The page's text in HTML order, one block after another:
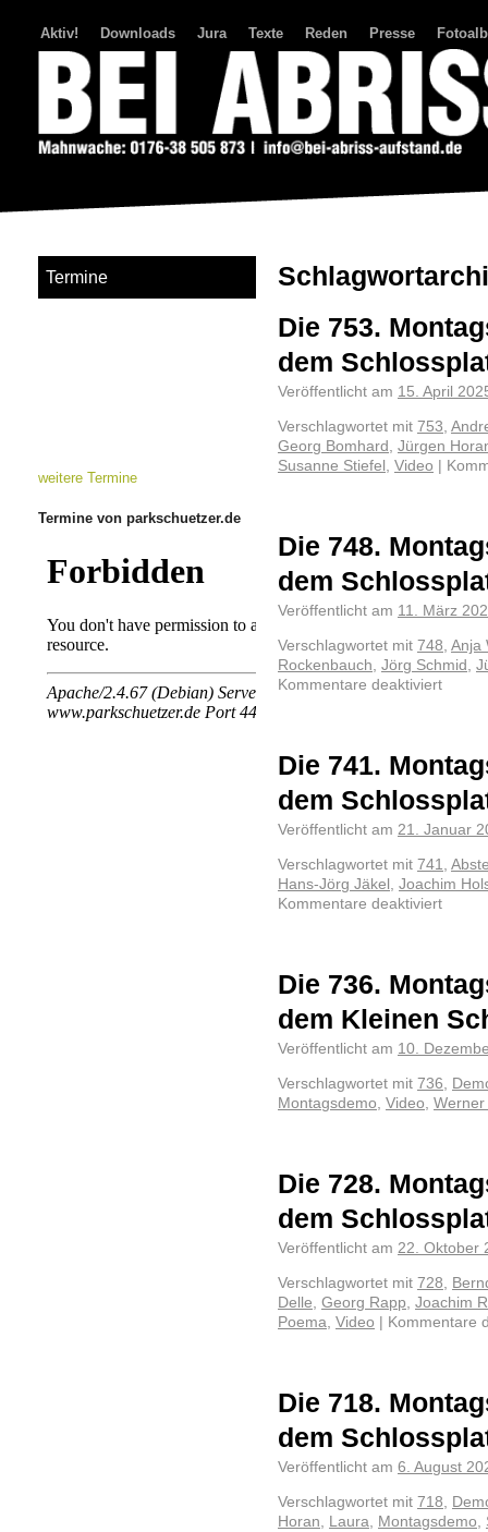
Aktiv! Downloads Jura Texte Reden Presse
Die 753.
dem
Veröffentlicht am 15. April
Verschlagwortet mit 753,
Georg Bomhard , Jürgen
Susanne Stiefel , Video
Die 748.
dem
Veröffentlicht am 11. März
Verschlagwortet mit 748, Anja
Rockenbauch, Jörg Schmid ,
Kommentare deaktiviert
Die 741.
dem
Veröffentlicht am 21. Januar
Verschlagwortet mit 741,
Hans-Jörg Jäkel , Joachim
Kommentare deaktiviert
Die 736.
dem Kleinen
Veröffentlicht am 10.
Verschlagwortet mit 736,
Montagsdemo, Video,
Die 728.
dem
Veröffentlicht am 22. Oktober
Verschlagwortet mit 728,
Delle, Georg Rapp, Joachim
Poema, Video Kommentare
Die 718.
dem
Veröffentlicht am 6. August
Verschlagwortet mit 718,
Horan, Laura, Montagsdemo,
Termine
weitere Termine
Termine von parkschuetzer.de